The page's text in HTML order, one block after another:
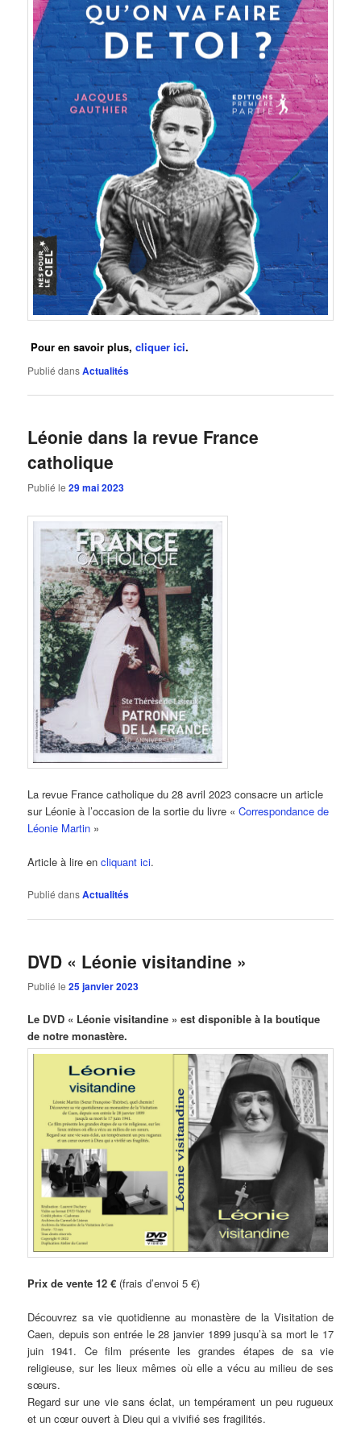
Pour en savoir plus,cliquer ici.
Publié dansActualités
Léonie dans la revue France
catholique
Publié le29 mai 2023
La revue France catholique du 28 avril 2023 consacre un article
sur Léonie à l’occasion de la sortie du livre « Correspondance de
Léonie Martin »
Article à lire encliquant ici.
Publié dansActualités
DVD « Léonie visitandine »
Publié le25 janvier 2023
Le DVD « Léonie visitandine » est disponible à la boutique
de notre monastère.
Prix de vente 12 € (frais d’envoi 5 €)
Découvrez sa vie quotidienne au monastère de la Visitation de
Caen, depuis son entrée le 28 janvier 1899 jusqu’à sa mort le 17
juin 1941. Ce film présente les grandes étapes de sa vie
religieuse, sur les lieux mêmes où elle a vécu au milieu de ses
sœurs.
Regard sur une vie sans éclat, un tempérament un peu rugueux
et un cœur ouvert à Dieu qui a vivifié ses fragilités.